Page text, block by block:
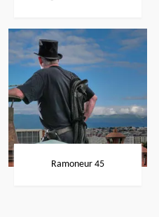
Ramoneur 45